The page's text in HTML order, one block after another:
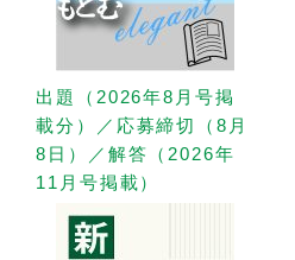
出題（2026年8月号掲
載分）／応募締切（8月
8日）／解答（2026年
11月号掲載）